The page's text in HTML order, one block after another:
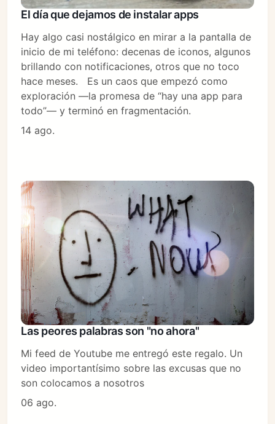
El día que dejamos de instalar apps
Hay algo casi nostálgico en mirar a la pantalla de
inicio de mi teléfono: decenas de iconos, algunos
brillando con notificaciones, otros que no toco
hace meses. Es un caos que empezó como
exploración —la promesa de “hay una app para
todo”— y terminó en fragmentación.
14 ago.
Las peores palabras son "no ahora"
Mi feed de Youtube me entregó este regalo. Un
video importantísimo sobre las excusas que no
son colocamos a nosotros
06 ago.